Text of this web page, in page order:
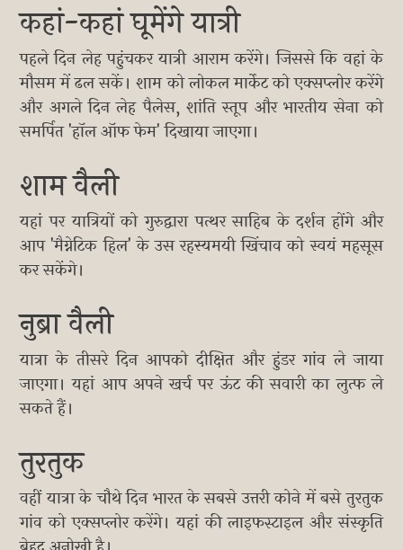
कहां-कहां घूमेंगे यात्री
पहले दिन लेह पहुंचकर यात्री आराम करेंगे। जिससे कि वहां के
मौसम में ढल सकें। शाम को लोकल मार्केट को एक्सप्लोर करेंगे
और अगले दिन लेह पैलेस, शांति स्तूप और भारतीय सेना को
समर्पित 'हॉल ऑफ फेम' दिखाया जाएगा।
शाम वैली
यहां पर यात्रियों को गुरुद्वारा पत्थर साहिब के दर्शन होंगे और
आप 'मैग्नेटिक हिल' के उस रहस्यमयी खिंचाव को स्वयं महसूस
कर सकेंगे।
नुब्रा वैली
यात्रा के तीसरे दिन आपको दीक्षित और हुंडर गांव ले जाया
जाएगा। यहां आप अपने खर्च पर ऊंट की सवारी का लुत्फ ले
सकते हैं।
तुरतुक
वहीं यात्रा के चौथे दिन भारत के सबसे उत्तरी कोने में बसे तुरतुक
गांव को एक्सप्लोर करेंगे। यहां की लाइफस्टाइल और संस्कृति